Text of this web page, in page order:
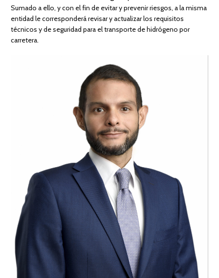
Sumado a ello, y con el fin de evitar y prevenir riesgos, a la misma
entidad le corresponderá revisar y actualizar los requisitos
técnicos y de seguridad para el transporte de hidrógeno por
carretera.